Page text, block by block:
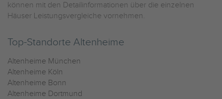
können mit den Detailinformationen über die einzelnen
Häuser Leistungsvergleiche vornehmen.
Top-Standorte Altenheime
Altenheime München
Altenheime Köln
Altenheime Bonn
Altenheime Dortmund